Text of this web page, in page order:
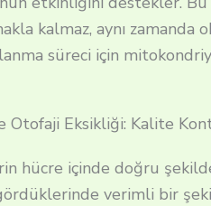
kalmaz, aynı zamanda
süreci için
Otofaji Eksikliği: Kalite
hücre içinde doğru
verimli bir